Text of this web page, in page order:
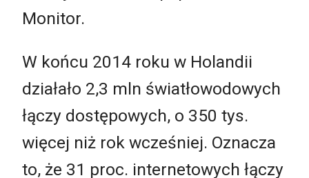
Monitor.
W końcu 2014 roku w Holandii
działało 2,3 mln światłowodowych
łączy dostępowych, o 350 tys.
więcej niż rok wcześniej. Oznacza
to, że 31 proc. internetowych łączy